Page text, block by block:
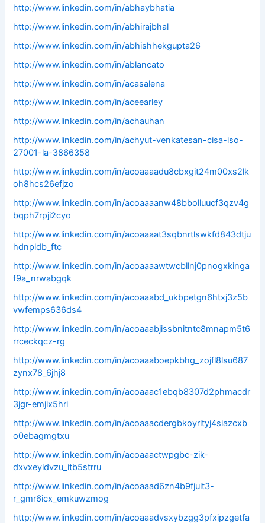
http://www.linkedin.com/in/abhaybhatia
http://www.linkedin.com/in/abhirajbhal
http://www.linkedin.com/in/abhishhekgupta26
http://www.linkedin.com/in/ablancato
http://www.linkedin.com/in/acasalena
http://www.linkedin.com/in/aceearley
http://www.linkedin.com/in/achauhan
http://www.linkedin.com/in/achyut-venkatesan-cisa-iso-
27001-la-3866358
http://www.linkedin.com/in/acoaaaadu8cbxgit24m00xs2lk
oh8hcs26efjzo
http://www.linkedin.com/in/acoaaaanw48bbolluucf3qzv4g
bqph7rpji2cyo
http://www.linkedin.com/in/acoaaaat3sqbnrtlswkfd843dtju
hdnpldb_ftc
http://www.linkedin.com/in/acoaaaawtwcbllnj0pnogxkinga
f9a_nrwabgqk
http://www.linkedin.com/in/acoaaabd_ukbpetgn6htxj3z5b
vwfemps636ds4
http://www.linkedin.com/in/acoaaabjissbnitntc8mnapm5t6
rrceckqcz-rg
http://www.linkedin.com/in/acoaaaboepkbhg_zojfl8lsu687
zynx78_6jhj8
http://www.linkedin.com/in/acoaaac1ebqb8307d2phmacdr
3jgr-emjix5hri
http://www.linkedin.com/in/acoaaacdergbkoyrltyj4siazcxb
o0ebagmgtxu
http://www.linkedin.com/in/acoaaactwpgbc-zik-
dxvxeyldvzu_itb5strru
http://www.linkedin.com/in/acoaaad6zn4b9fjult3-
r_gmr6icx_emkuwzmog
http://www.linkedin.com/in/acoaaadvsxybzgg3pfxipzgetfa